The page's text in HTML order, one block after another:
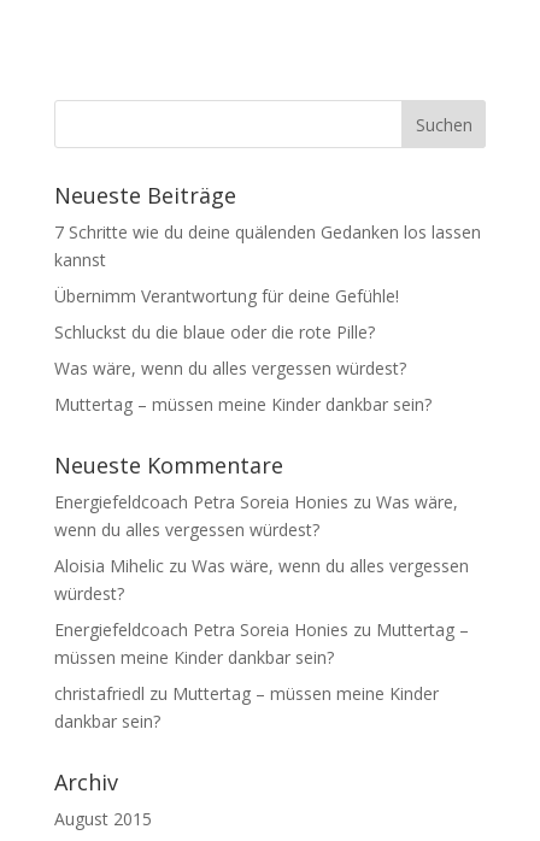
Neueste Beiträge
7 Schritte wie du deine quälenden Gedanken los lassen
kannst
Übernimm Verantwortung für deine Gefühle!
Schluckst du die blaue oder die rote Pille?
Was wäre, wenn du alles vergessen würdest?
Muttertag – müssen meine Kinder dankbar sein?
Neueste Kommentare
Energiefeldcoach Petra Soreia Honies zu Was wäre,
wenn du alles vergessen würdest?
Aloisia Miheliczu Was wäre, wenn du alles vergessen
würdest?
Energiefeldcoach Petra Soreia Honies zu Muttertag –
müssen meine Kinder dankbar sein?
christafriedl zu Muttertag – müssen meine Kinder
dankbar sein?
Archiv
August 2015